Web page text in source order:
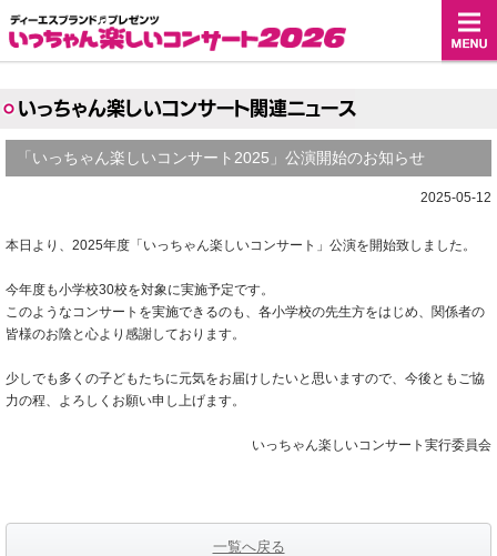
いっちゃん楽しいコンサート関連ニュース
「いっちゃん楽しいコンサート2025」公演開始のお知らせ
2025-05-12
本日より、2025年度「いっちゃん楽しいコンサート」公演を開始致しました。
今年度も小学校30校を対象に実施予定です。
このようなコンサートを実施できるのも、各小学校の先生方をはじめ、関係者の
皆様のお陰と心より感謝しております。
少しでも多くの子どもたちに元気をお届けしたいと思いますので、今後ともご協
力の程、よろしくお願い申し上げます。
いっちゃん楽しいコンサート実行委員会
一覧へ戻る